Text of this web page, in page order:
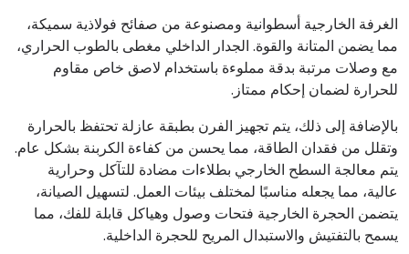
الغرفة الخارجية أسطوانية ومصنوعة من صفائح فولاذية سميكة،
مما يضمن المتانة والقوة. الجدار الداخلي مغطى بالطوب الحراري،
مع وصلات مرتبة بدقة مملوءة باستخدام لاصق خاص مقاوم
للحرارة لضمان إحكام ممتاز.
بالإضافة إلى ذلك، يتم تجهيز الفرن بطبقة عازلة تحتفظ بالحرارة
وتقلل من فقدان الطاقة، مما يحسن من كفاءة الكربنة بشكل عام.
يتم معالجة السطح الخارجي بطلاءات مضادة للتآكل وحرارية
عالية، مما يجعله مناسبًا لمختلف بيئات العمل. لتسهيل الصيانة،
يتضمن الحجرة الخارجية فتحات وصول وهياكل قابلة للفك، مما
يسمح بالتفتيش والاستبدال المريح للحجرة الداخلية.